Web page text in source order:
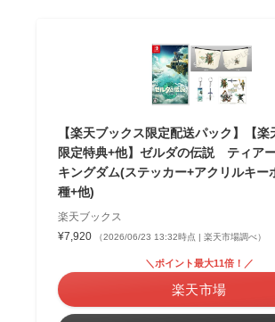
【楽天ブックス限定配送パック】【楽
限定特典+他】ゼルダの伝説 ティア
キングダム(ステッカー+アクリルキ
種+他)
楽天ブックス
¥7,920
（2026/06/23 13:32時点 | 楽天市場調べ）
＼ポイント最大11倍！／
楽天市場